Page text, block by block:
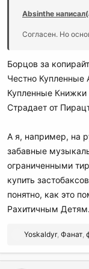
Absinthe
Согласен. Но
Борцов за
Честно
Купленные Книжки
Страдает от
А я, например, на
забавные
ограниченными
купить
понятно, как это
Рахитичным Детям.
Р
а
Yoskaldyr, Фанат